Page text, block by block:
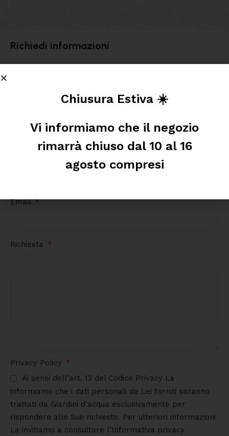
Richiedi informazioni
Email
Richiesta
Privacy Policy
Ai sensi dell’art. 13 del Codice Privacy La
informiamo che i dati personali da Lei forniti saranno
trattati da Giardini d'acqua esclusivamente per
rispondere alle Sue richieste. Per ulteriori informazioni
La invitiamo a consultare l’Informativa privacy
Chiusura Estiva ☀️
Vi informiamo che il negozio
rimarrà chiuso dal 10 al 16
agosto compresi